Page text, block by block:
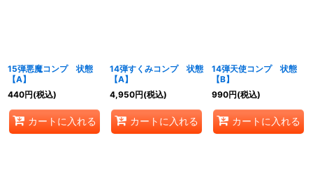
15弾悪魔コンプ 状態
【A】
440円(税込)
カートに入れる
14弾すくみコンプ 状態
【A】
4,950円(税込)
カートに入れる
14弾天使コンプ 状態
【B】
990円(税込)
カートに入れる